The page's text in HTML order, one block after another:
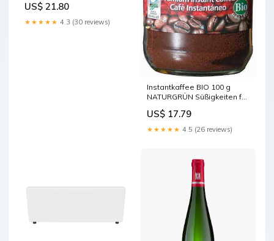
fernbedienung tv
US$ 21.80
★★★★★ 4.3 (30 reviews)
Instantkaffee BIO 100 g
NATURGRÜN Süßigkeiten für
US$ 17.79
★★★★★ 4.5 (26 reviews)